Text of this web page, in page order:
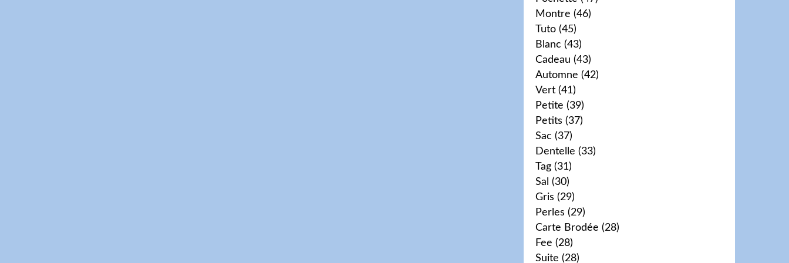
Montre (46)
Tuto (45)
Blanc (43)
Cadeau (43)
Automne (42)
Vert (41)
Petite (39)
Petits (37)
Sac (37)
Dentelle (33)
Tag (31)
Sal (30)
Gris (29)
Perles (29)
Carte Brodée (28)
Fee (28)
Suite (28)